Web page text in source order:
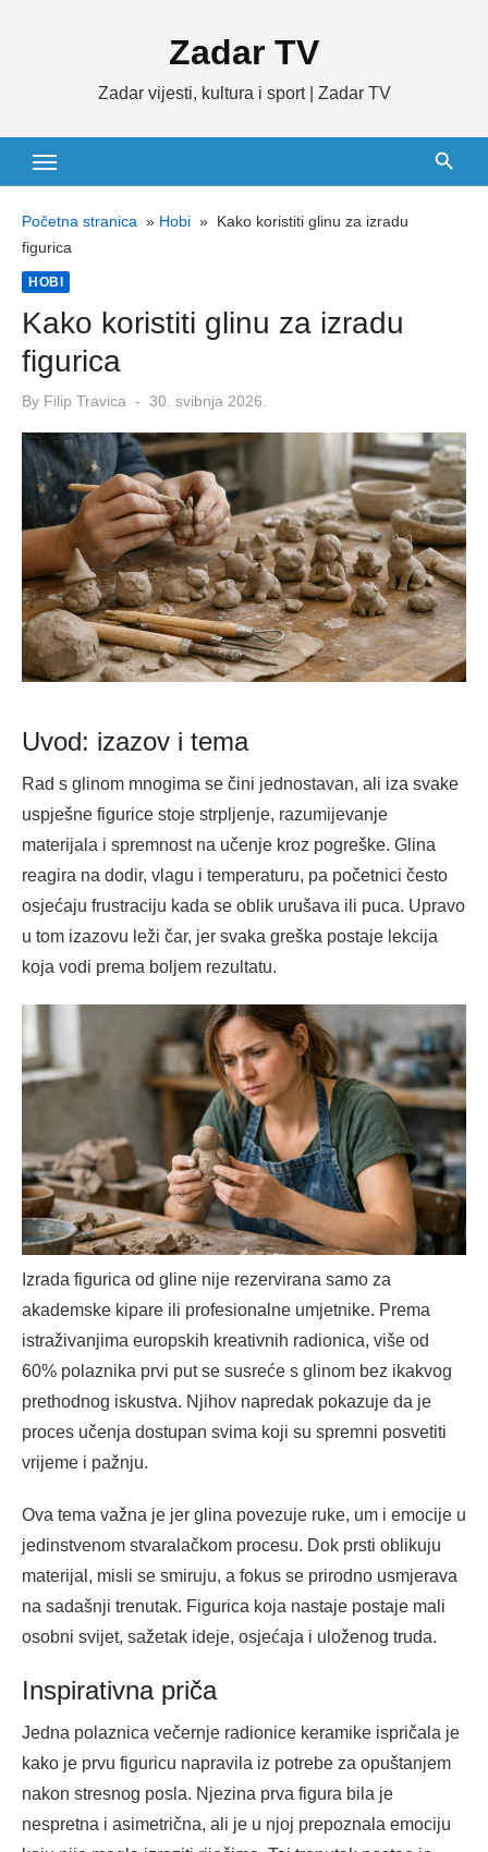
Zadar TV
Zadar vijesti, kultura i sport | Zadar TV
Početna stranica » Hobi » Kako koristiti glinu za izradu
figurica
HOBI
Kako koristiti glinu za izradu
figurica
By Filip Travica
Posted
30. svibnja 2026.
Uvod: izazov i tema
Rad s glinom mnogima se čini jednostavan, ali iza svake
uspješne figurice stoje strpljenje, razumijevanje
materijala i spremnost na učenje kroz pogreške. Glina
reagira na dodir, vlagu i temperaturu, pa početnici često
osjećaju frustraciju kada se oblik urušava ili puca. Upravo
u tom izazovu leži čar, jer svaka greška postaje lekcija
koja vodi prema boljem rezultatu.
Izrada figurica od gline nije rezervirana samo za
akademske kipare ili profesionalne umjetnike. Prema
istraživanjima europskih kreativnih radionica, više od
60% polaznika prvi put se susreće s glinom bez ikakvog
prethodnog iskustva. Njihov napredak pokazuje da je
proces učenja dostupan svima koji su spremni posvetiti
vrijeme i pažnju.
Ova tema važna je jer glina povezuje ruke, um i emocije u
jedinstvenom stvaralačkom procesu. Dok prsti oblikuju
materijal, misli se smiruju, a fokus se prirodno usmjerava
na sadašnji trenutak. Figurica koja nastaje postaje mali
osobni svijet, sažetak ideje, osjećaja i uloženog truda.
Inspirativna priča
Jedna polaznica večernje radionice keramike ispričala je
kako je prvu figuricu napravila iz potrebe za opuštanjem
nakon stresnog posla. Njezina prva figura bila je
nespretna i asimetrična, ali je u njoj prepoznala emociju